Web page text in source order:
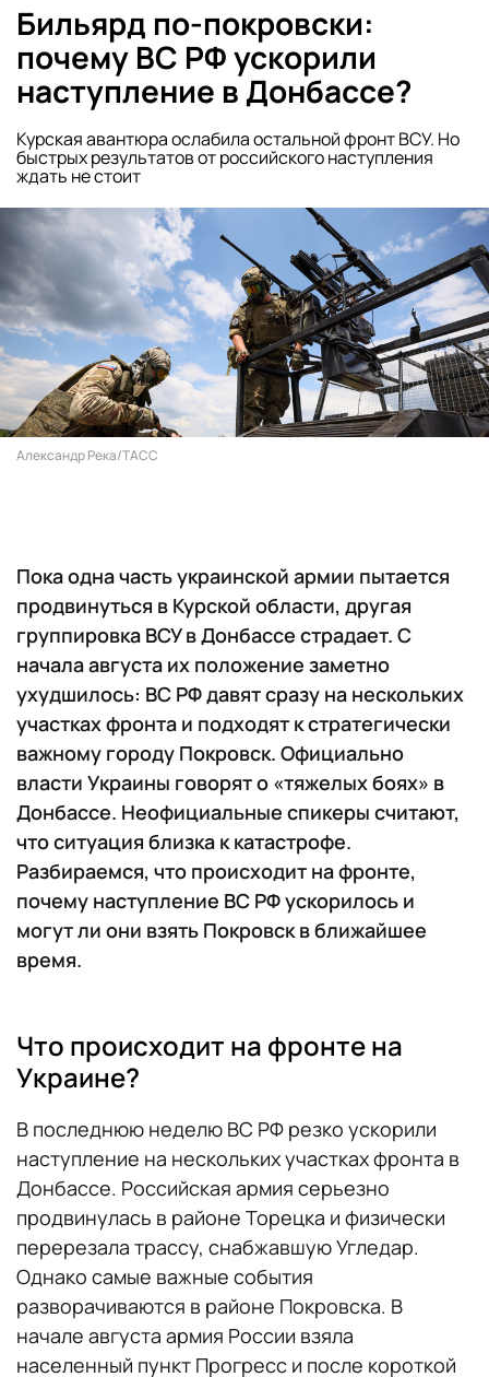
Бильярд по-покровски:
почему ВС РФ ускорили
наступление в Донбассе?
Курская авантюра ослабила остальной фронт ВСУ. Но
быстрых результатов от российского наступления
ждать не стоит
Александр Река/ТАСС
Пока одна часть украинской армии пытается
продвинуться в Курской области, другая
группировка ВСУ в Донбассе страдает. С
начала августа их положение заметно
ухудшилось: ВС РФ давят сразу на нескольких
участках фронта и подходят к стратегически
важному городу Покровск. Официально
власти Украины говорят о «тяжелых боях» в
Донбассе. Неофициальные спикеры считают,
что ситуация близка к катастрофе.
Разбираемся, что происходит на фронте,
почему наступление ВС РФ ускорилось и
могут ли они взять Покровск в ближайшее
время.
Что происходит на фронте на
Украине?
В последнюю неделю ВС РФ резко ускорили
наступление на нескольких участках фронта в
Донбассе. Российская армия серьезно
продвинулась в районе Торецка и физически
перерезала трассу, снабжавшую Угледар.
Однако самые важные события
разворачиваются в районе Покровска. В
начале августа армия России взяла
населенный пункт Прогресс и после короткой